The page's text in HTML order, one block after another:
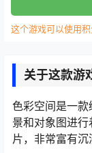
这个游戏可以使用
关于这款游
色彩空间是一
景和对象图进
片，非常富有沉